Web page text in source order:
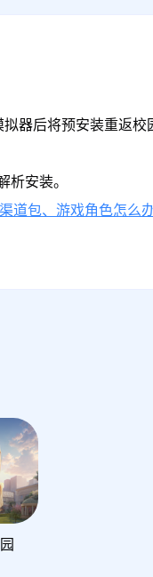
器后将预安装重返校
安装。
道包、游戏角色怎么